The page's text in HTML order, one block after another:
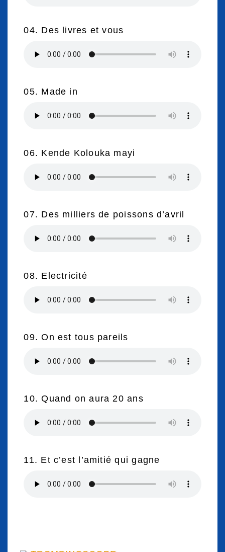
04. Des livres et vous
05. Made in
06. Kende Kolouka mayi
07. Des milliers de poissons d’avril
08. Electricité
09. On est tous pareils
10. Quand on aura 20 ans
11. Et c’est l’amitié qui gagne